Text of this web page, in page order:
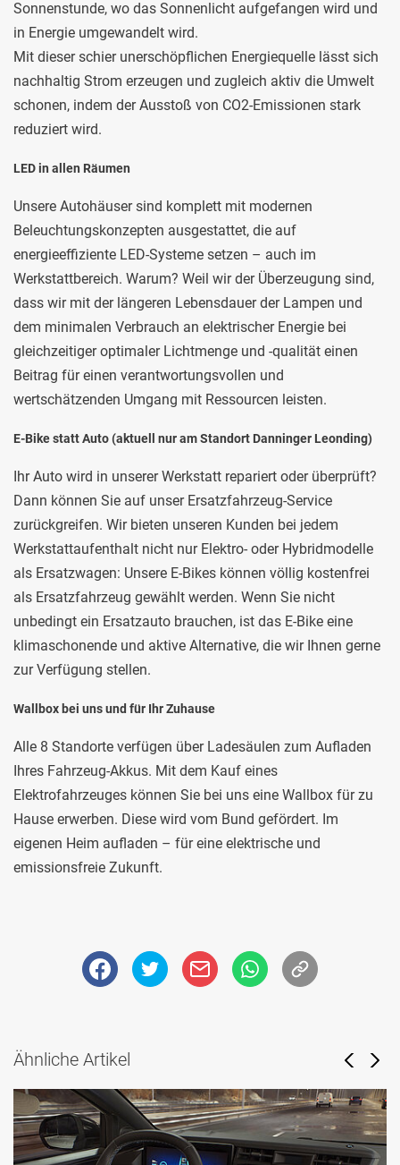
Sonnenstunde, wo das Sonnenlicht aufgefangen wird und
in Energie umgewandelt wird.
Mit dieser schier unerschöpflichen Energiequelle lässt sich
nachhaltig Strom erzeugen und zugleich aktiv die Umwelt
schonen, indem der Ausstoß von CO2-Emissionen stark
reduziert wird.
LED in allen Räumen
Unsere Autohäuser sind komplett mit modernen
Beleuchtungskonzepten ausgestattet, die auf
energieeffiziente LED-Systeme setzen – auch im
Werkstattbereich. Warum? Weil wir der Überzeugung sind,
dass wir mit der längeren Lebensdauer der Lampen und
dem minimalen Verbrauch an elektrischer Energie bei
gleichzeitiger optimaler Lichtmenge und -qualität einen
Beitrag für einen verantwortungsvollen und
wertschätzenden Umgang mit Ressourcen leisten.
E-Bike statt Auto (aktuell nur am Standort Danninger Leonding)
Ihr Auto wird in unserer Werkstatt repariert oder überprüft?
Dann können Sie auf unser Ersatzfahrzeug-Service
zurückgreifen. Wir bieten unseren Kunden bei jedem
Werkstattaufenthalt nicht nur Elektro- oder Hybridmodelle
als Ersatzwagen: Unsere E-Bikes können völlig kostenfrei
als Ersatzfahrzeug gewählt werden. Wenn Sie nicht
unbedingt ein Ersatzauto brauchen, ist das E-Bike eine
klimaschonende und aktive Alternative, die wir Ihnen gerne
zur Verfügung stellen.
Wallbox bei uns und für Ihr Zuhause
Alle 8 Standorte verfügen über Ladesäulen zum Aufladen
Ihres Fahrzeug-Akkus. Mit dem Kauf eines
Elektrofahrzeuges können Sie bei uns eine Wallbox für zu
Hause erwerben. Diese wird vom Bund gefördert. Im
eigenen Heim aufladen – für eine elektrische und
emissionsfreie Zukunft.
Ähnliche Artikel
Next